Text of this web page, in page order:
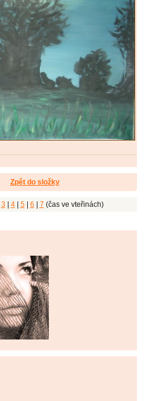
Zpět do složky
3 4| 5| 6 7 (čas ve vteřinách)